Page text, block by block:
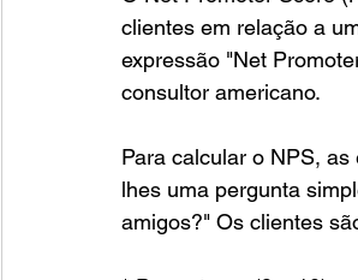
clientes em relação a
expressão "Net
consultor americano.
Para calcular o NPS,
lhes uma pergunta
amigos?" Os clientes